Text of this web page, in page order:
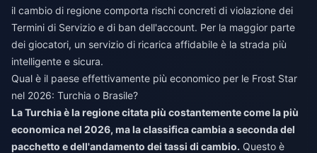
il cambio di regione comporta rischi concreti di violazione dei
Termini di Servizio e di ban dell'account. Per la maggior parte
dei giocatori, un servizio di ricarica affidabile è la strada più
intelligente e sicura.
Qual è il paese effettivamente più economico per le Frost Star
nel 2026: Turchia o Brasile?
La Turchia è la regione citata più costantemente come la più
economica nel 2026, ma la classifica cambia a seconda del
pacchetto e dell'andamento dei tassi di cambio. Questo è